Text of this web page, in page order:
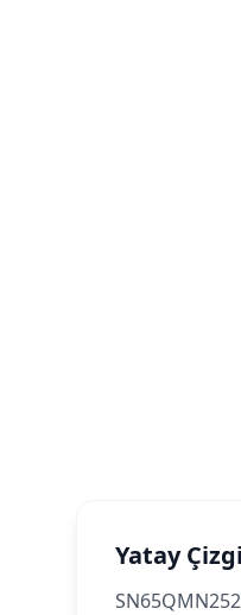
Yatay